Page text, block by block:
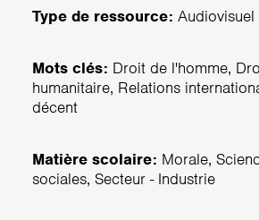
Type de ressource: Audiovisuel
Mots clés: Droit de l'homme,
humanitaire, Relations
décent
Matière scolaire: Morale,
sociales, Secteur - Industrie